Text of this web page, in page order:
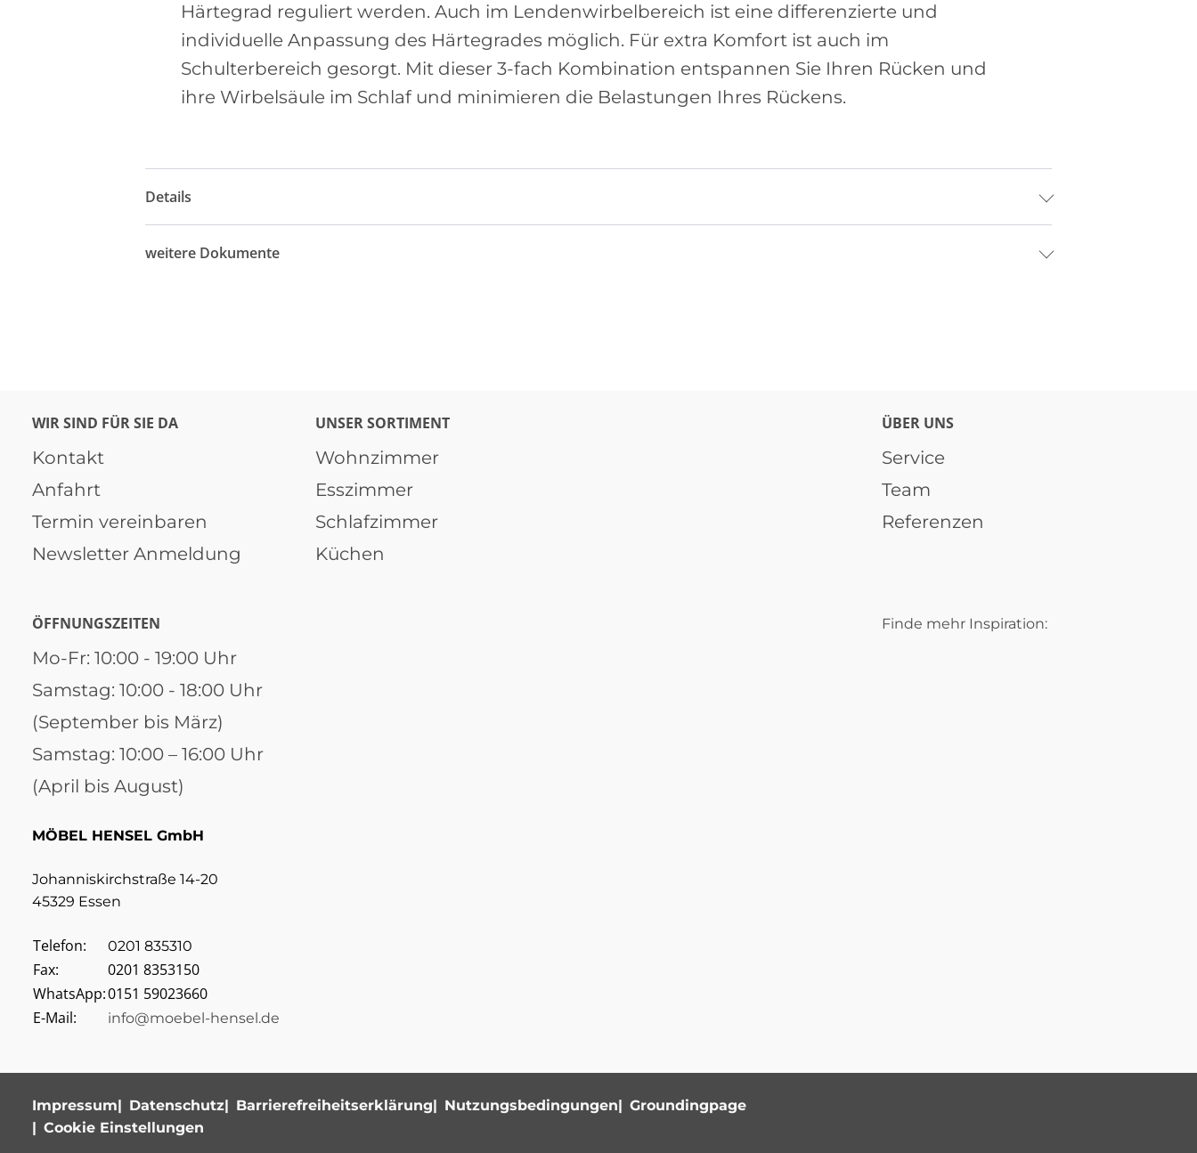
Härtegrad reguliert werden. Auch im Lendenwirbelbereich ist eine differenzierte und
individuelle Anpassung des Härtegrades möglich. Für extra Komfort ist auch im
Schulterbereich gesorgt. Mit dieser 3-fach Kombination entspannen Sie Ihren Rücken und
ihre Wirbelsäule im Schlaf und minimieren die Belastungen Ihres Rückens.
Details
weitere Dokumente
WIR SIND FÜR SIE DA
Kontakt
Anfahrt
Termin vereinbaren
Newsletter Anmeldung
UNSER SORTIMENT
Wohnzimmer
Esszimmer
Schlafzimmer
Küchen
ÜBER UNS
Service
Team
Referenzen
ÖFFNUNGSZEITEN
Mo-Fr: 10:00 - 19:00 Uhr
Samstag: 10:00 - 18:00 Uhr
(September bis März)
Samstag: 10:00 – 16:00 Uhr
(April bis August)
MÖBEL HENSEL GmbH
Johanniskirchstraße 14-20
45329 Essen
Telefon: 0201 835310
Fax:
0201 8353150
WhatsApp:0151 59023660
E-Mail:
info@moebel-hensel.de
Finde mehr Inspiration:
Impressum Datenschutz Barrierefreiheitserklärung Nutzungsbedingungen
Groundingpage
Cookie Einstellungen